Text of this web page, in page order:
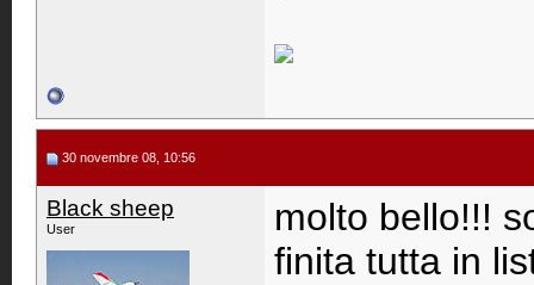
30 novembre 08, 10:56
Black sheep
User
molto bello!!!
finita tutta in